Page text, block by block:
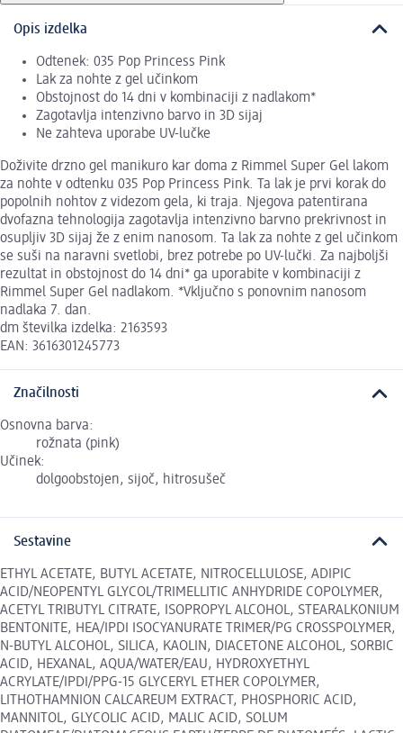
Opis izdelka
Odtenek: 035 Pop Princess Pink
Lak za nohte z gel učinkom
Obstojnost do 14 dni v kombinaciji z nadlakom*
Zagotavlja intenzivno barvo in 3D sijaj
Ne zahteva uporabe UV-lučke
Doživite drzno gel manikuro kar doma z Rimmel Super Gel lakom
za nohte v odtenku 035 Pop Princess Pink. Ta lak je prvi korak do
popolnih nohtov z videzom gela, ki traja. Njegova patentirana
dvofazna tehnologija zagotavlja intenzivno barvno prekrivnost in
osupljiv 3D sijaj že z enim nanosom. Ta lak za nohte z gel učinkom
se suši na naravni svetlobi, brez potrebe po UV-lučki. Za najboljši
rezultat in obstojnost do 14 dni* ga uporabite v kombinaciji z
Rimmel Super Gel nadlakom. *Vključno s ponovnim nanosom
nadlaka 7. dan.
dm številka izdelka: 2163593
EAN: 3616301245773
Značilnosti
Osnovna barva:
rožnata (pink)
Učinek:
dolgoobstojen, sijoč, hitrosušeč
Sestavine
ETHYL ACETATE, BUTYL ACETATE, NITROCELLULOSE, ADIPIC
ACID/NEOPENTYL GLYCOL/TRIMELLITIC ANHYDRIDE COPOLYMER,
ACETYL TRIBUTYL CITRATE, ISOPROPYL ALCOHOL, STEARALKONIUM
BENTONITE, HEA/IPDI ISOCYANURATE TRIMER/PG CROSSPOLYMER,
N-BUTYL ALCOHOL, SILICA, KAOLIN, DIACETONE ALCOHOL, SORBIC
ACID, HEXANAL, AQUA/WATER/EAU, HYDROXYETHYL
ACRYLATE/IPDI/PPG-15 GLYCERYL ETHER COPOLYMER,
LITHOTHAMNION CALCAREUM EXTRACT, PHOSPHORIC ACID,
MANNITOL, GLYCOLIC ACID, MALIC ACID, SOLUM